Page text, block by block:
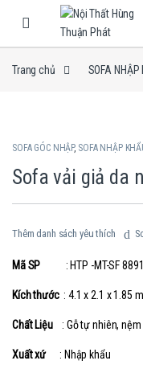
Skip to navigation
Skip to content
Trang chủ SOFA NHẬP
SOFA GÓC NHẬP, SOFA NHẬP
Sofa vải giả da
Thêm danh sách yêu thích
Mã SP : HTP -MT-SF 8891
Kích thước: 4.1 x 2.1 x 1.85 m
Chất Liệu: Gỗ tự nhiên, nệm
Xuất xứ : Nhập khẩu